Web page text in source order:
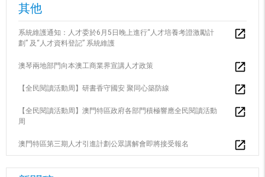
其他
系統維護通知：人才委於6月5日晚上進行“人才培養考證激勵計
劃” 及“人才資料登記” 系統維護
澳琴兩地部門向本澳工商業界宣講人才政策
【全民閱讀活動周】研書香守國安 聚同心築防線
【全民閱讀活動周】澳門特區政府各部門積極響應全民閱讀活動
周
澳門特區第三期人才引進計劃公眾講解會即將接受報名